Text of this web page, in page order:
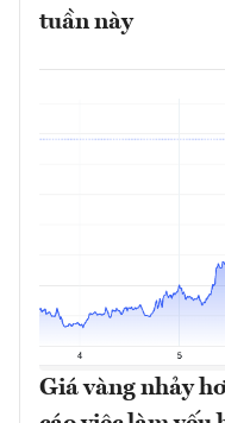
tuần này
Giá vàng nhảy